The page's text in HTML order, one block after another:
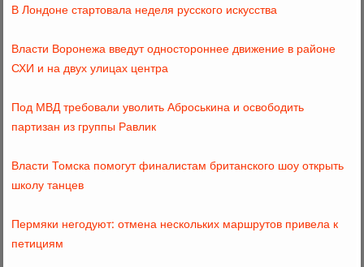
В Лондоне стартовала неделя русского искусства
Власти Воронежа введут одностороннее движение в районе
СХИ и на двух улицах центра
Под МВД требовали уволить Аброськина и освободить
партизан из группы Равлик
Власти Томска помогут финалистам британского шоу открыть
школу танцев
Пермяки негодуют: отмена нескольких маршрутов привела к
петициям